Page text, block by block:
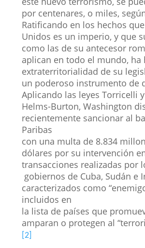
por centenares, o miles,
Ratificando en los hechos
Unidos es un imperio, y que
como las de su antecesor
aplican en todo el mundo, ha
extraterritorialidad de su
un poderoso instrumento de
Aplicando las leyes Torricelli
Helms-Burton, Washington
recientemente sancionar al
Paribas
con una multa de 8.834
dólares por su intervención
transacciones realizadas por
gobiernos de Cuba, Sudán e
caracterizados como
incluidos en
la lista de países que
amparan o protegen al
[2]